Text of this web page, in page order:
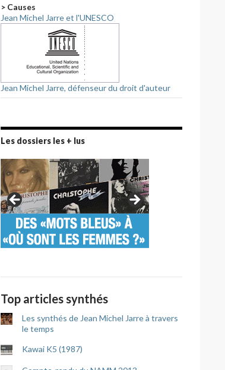
> Causes
Jean Michel Jarre et l'UNESCO
Jean Michel Jarre, défenseur du droit d'auteur
Les dossiers les + lus
Top articles synthés
Les synthés de Jean Michel Jarre à travers
le temps
Kawai K5 (1987)